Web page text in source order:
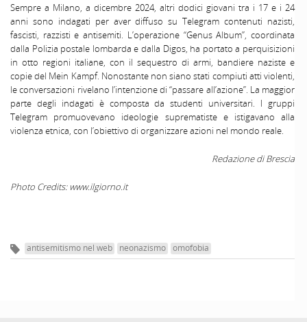
Sempre a Milano, a dicembre 2024, altri dodici giovani tra i 17 e i 24
anni sono indagati per aver diffuso su Telegram contenuti nazisti,
fascisti, razzisti e antisemiti. L’operazione “Genus Album”, coordinata
dalla Polizia postale lombarda e dalla Digos, ha portato a perquisizioni
in otto regioni italiane, con il sequestro di armi, bandiere naziste e
copie del Mein Kampf. Nonostante non siano stati compiuti atti violenti,
le conversazioni rivelano l’intenzione di “passare all’azione”. La maggior
parte degli indagati è composta da studenti universitari. I gruppi
Telegram promuovevano ideologie suprematiste e istigavano alla
violenza etnica, con l’obiettivo di organizzare azioni nel mondo reale.
Redazione di Brescia
Photo Credits: www.ilgiorno.it
antisemitismo nel web neonazismo omofobia